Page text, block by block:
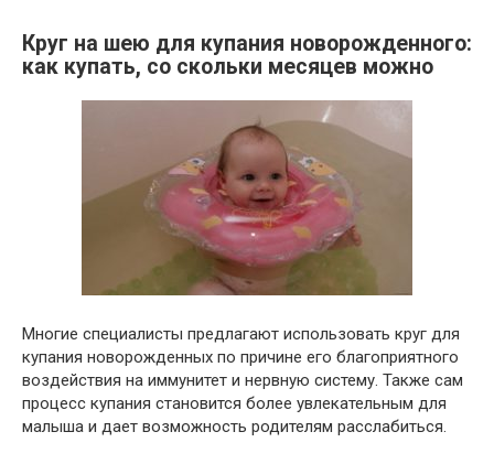
Круг на шею для купания новорожденного:
как купать, со скольки месяцев можно
Многие специалисты предлагают использовать круг для
купания новорожденных по причине его благоприятного
воздействия на иммунитет и нервную систему. Также сам
процесс купания становится более увлекательным для
малыша и дает возможность родителям расслабиться.